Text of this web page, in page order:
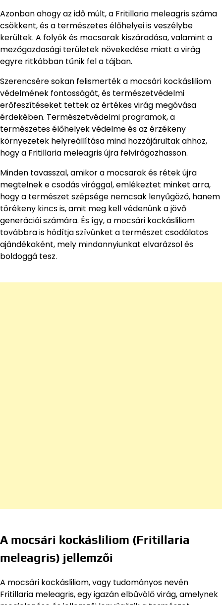
Azonban ahogy az idő múlt, a Fritillaria meleagris száma
csökkent, és a természetes élőhelyei is veszélybe
kerültek. A folyók és mocsarak kiszáradása, valamint a
mezőgazdasági területek növekedése miatt a virág
egyre ritkábban tűnik fel a tájban.
Szerencsére sokan felismerték a mocsári kockásliliom
védelmének fontosságát, és természetvédelmi
erőfeszítéseket tettek az értékes virág megóvása
érdekében. Természetvédelmi programok, a
természetes élőhelyek védelme és az érzékeny
környezetek helyreállítása mind hozzájárultak ahhoz,
hogy a Fritillaria meleagris újra felvirágozhasson.
Minden tavasszal, amikor a mocsarak és rétek újra
megtelnek e csodás virággal, emlékeztet minket arra,
hogy a természet szépsége nemcsak lenyűgöző, hanem
törékeny kincs is, amit meg kell védenünk a jövő
generációi számára. És így, a mocsári kockásliliom
továbbra is hódítja szívünket a természet csodálatos
ajándékaként, mely mindannyiunkat elvarázsol és
boldoggá tesz.
A mocsári kockásliliom (Fritillaria
meleagris) jellemzői
A mocsári kockásliliom, vagy tudományos nevén
Fritillaria meleagris, egy igazán elbűvölő virág, amelynek